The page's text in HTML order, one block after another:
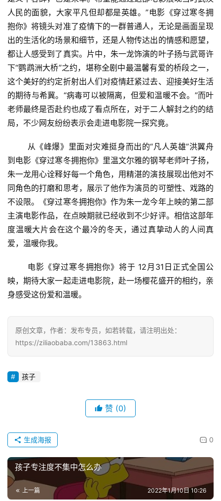
投
稿
每
日
好
诗
人民的面貌，大家平凡但却都是英雄。”电影《穿过寒冬拥
抱你》将镜头对准了疫情下的一群普通人，无论是画面呈现
出的生活化的场景和细节，还是人物传达出的情感和愿望，
都让人感受到了真实。片中，朱一龙饰演的叶子扬与武哥许
下“鹦鹉洲大桥”之约，堪称全剧中最温馨有爱的桥段之一，
这个美好的约定折射出人们对疫情赶紧过去、迎接美好生活
的期待与希冀。“病毒可以被隔离，但爱和温暖不会。”而叶
老师最终是否赴约也成了看点所在，对于二人解封之约的结
局，不少网友纷纷表示会走进电影院一探究竟。
到电影《穿过寒冬拥抱你》里温文尔雅的钢琴老师叶子扬，
朱一龙用心诠释好每一个角色，用精湛的演技展现出他对不
同角色的打磨和思考，展示了他作为演员的可塑性、戏路的
不设限。《穿过寒冬拥抱你》作为朱一龙今年上映的第二部
主演电影作品，在点映期就已经收到不少好评。相信这部年
度温暖大片会在这个最冷的冬天，通过真挚动人的人间真
爱，温暖你我。
映，期待大家一起走进电影院，赴一场樱花盛开的相约，亲
身感受这份爱和温暖。
原创文章，作者：发布专员，如若转载，请注明出处：
https://ziliaobaba.com/13863.html
孩子
赞 (0)
0
生成海报
孩子专注度不集中怎么办
上一篇 2022年1月10日 10:26